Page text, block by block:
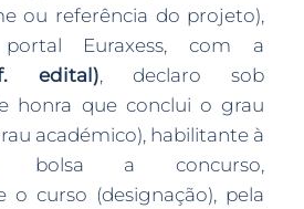
ou referência do projeto),
Euraxess, com a
edital), declaro sob
honra que conclui o grau
académico), habilitante à
bolsa a concurso,
o curso (designação), pela